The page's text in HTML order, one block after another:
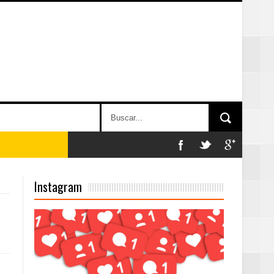
Pymes
Instagram